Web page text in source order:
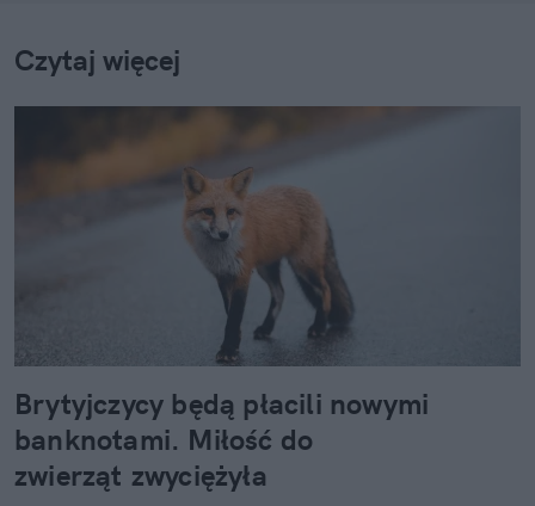
Czytaj więcej
Brytyjczycy będą płacili nowymi
banknotami. Miłość do
zwierząt zwyciężyła